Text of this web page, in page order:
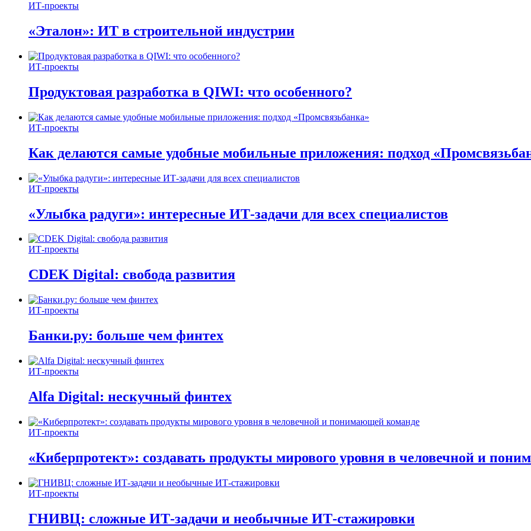
ИТ-проекты
«Эталон»: ИТ в строительной индустрии
ИТ-проекты
Продуктовая разработка в QIWI: что особенного?
ИТ-проекты
Как делаются самые удобные мобильные приложения: подход
ИТ-проекты
«Улыбка радуги»: интересные ИТ-задачи для всех специалистов
ИТ-проекты
CDEK Digital: свобода развития
ИТ-проекты
Банки.ру: больше чем финтех
ИТ-проекты
Alfa Digital: нескучный финтех
ИТ-проекты
«Киберпротект»: создавать продукты мирового уровня в человечной и
ИТ-проекты
ГНИВЦ: сложные ИТ‑задачи и необычные ИТ‑стажировки